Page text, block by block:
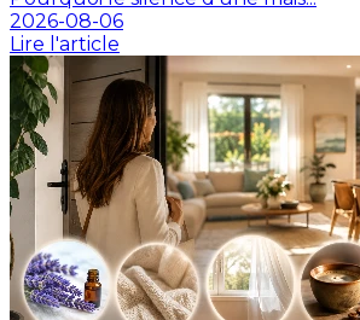
2026-08-06
Lire l'article